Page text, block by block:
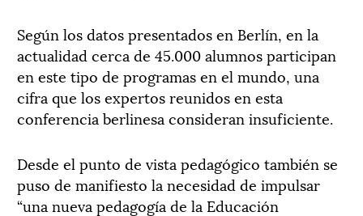
Según los datos presentados en Berlín, en la
actualidad cerca de 45.000 alumnos participan
en este tipo de programas en el mundo, una
cifra que los expertos reunidos en esta
conferencia berlinesa consideran insuficiente.
Desde el punto de vista pedagógico también se
puso de manifiesto la necesidad de impulsar
“una nueva pedagogía de la Educación